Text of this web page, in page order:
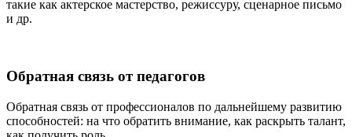
такие как актерское мастерство, режиссуру, сценарное письмо
и др.
Обратная связь от педагогов
Обратная связь от профессионалов по дальнейшему развитию
способностей: на что обратить внимание, как раскрыть талант,